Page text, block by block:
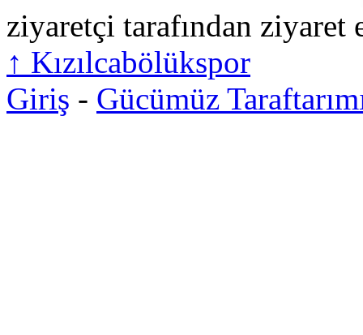
ziyaretçi tarafından ziyaret
↑ Kızılcabölükspor
Giriş - Gücümüz